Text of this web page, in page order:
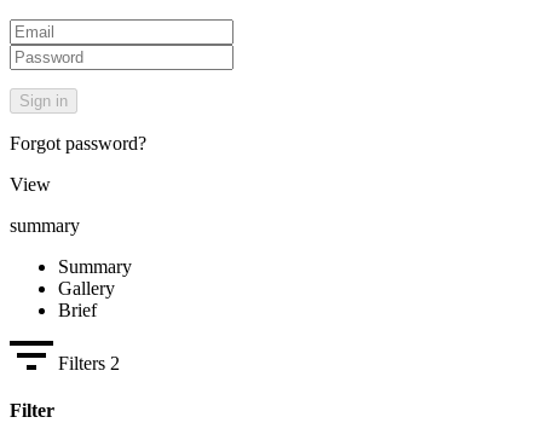
Forgot password?
View
summary
Summary
Gallery
Brief
Filters 2
Filter